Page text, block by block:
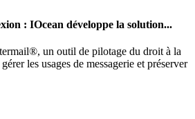
: IOcean développe la solution...
un outil de pilotage du droit à la
les usages de messagerie et préserver